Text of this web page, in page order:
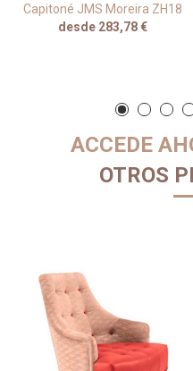
Capitoné JMS Moreira ZH18
desde 283,78 €
ACCEDE
OTROS